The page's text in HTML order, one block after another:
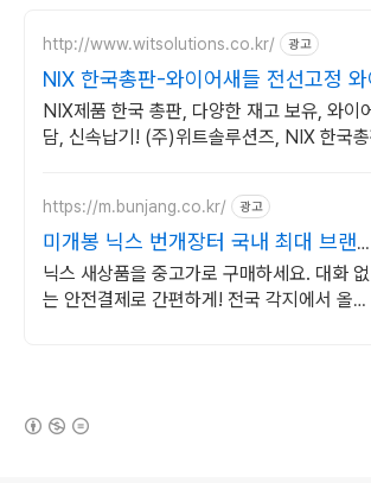
http://www.witsolutions.co.kr/ 광고
NIX 한국총판-와이어새들 전선고정
NIX제품 한국 총판, 다양한 재고 보유, 와이
담, 신속납기! (주)위트솔루션즈, NIX 한국
https://m.bunjang.co.kr/ 광고
미개봉 닉스 번개장터 국내 최대 브랜
드 중고거래
닉스 새상품을 중고가로 구매하세요. 대화 없
는 안전결제로 간편하게! 전국 각지에서 올라